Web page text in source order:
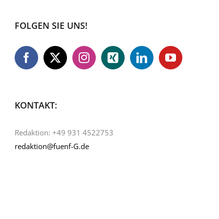
FOLGEN SIE UNS!
KONTAKT:
Redaktion: +49 931 4522753
redaktion@fuenf-G.de